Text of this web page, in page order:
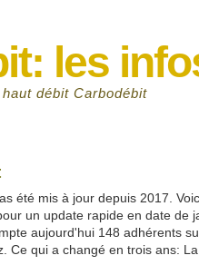
les
débit Carbodébit
été mis à jour depuis 2017.
un update rapide en date de
aujourd'hui 148 adhérents
Ce qui a changé en trois ans: La